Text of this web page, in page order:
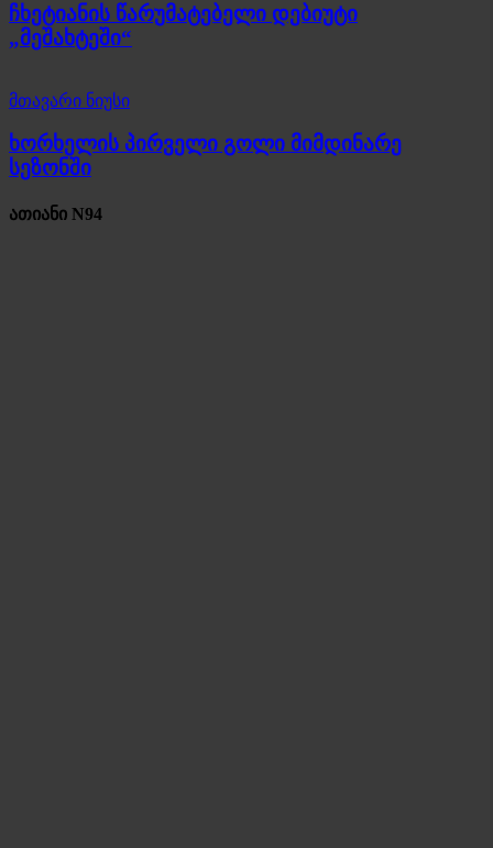
ჩხეტიანის წარუმატებელი დებიუტი
„მეშახტეში“
მთავარი ნიუსი
ხორხელის პირველი გოლი მიმდინარე
სეზონში
ათიანი N94